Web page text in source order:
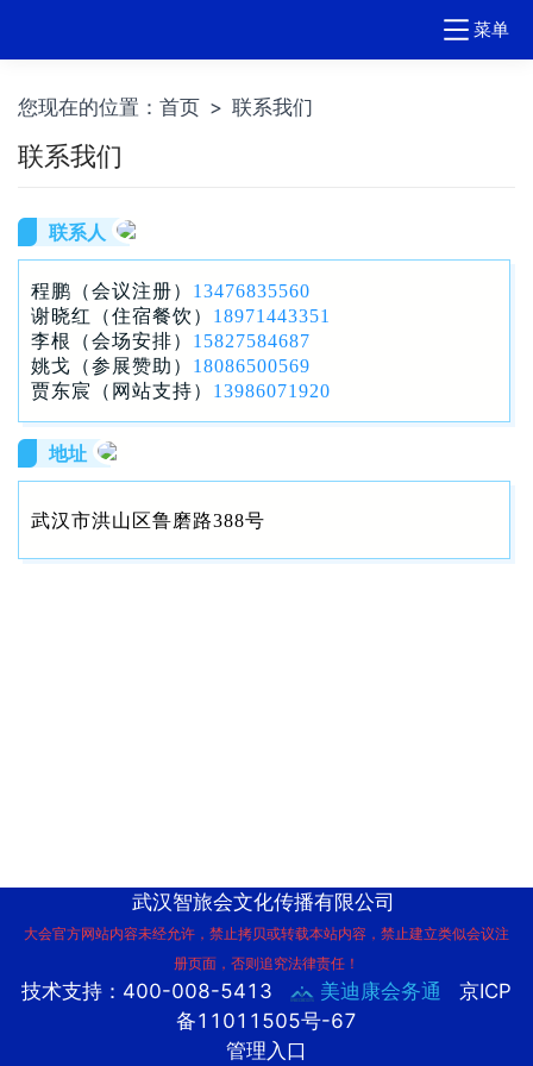
菜单
联系我们
您现在的位置： 首页 > 联系我们
联系人
程鹏（会议注册） 13476835560
谢晓红（住宿餐饮） 18971443351
李根（会场安排） 15827584687
姚戈（参展赞助） 18086500569
贾东宸（网站支持） 13986071920
地址
武汉市洪山区鲁磨路388号
武汉智旅会文化传播有限公司
大会官方网站内容未经允许，禁止拷贝或转载本站内容，禁止建立类似会议注
册页面，否则追究法律责任！
技术支持：400-008-5413 美迪康会务通
京ICP
备11011505号-67
管理入口